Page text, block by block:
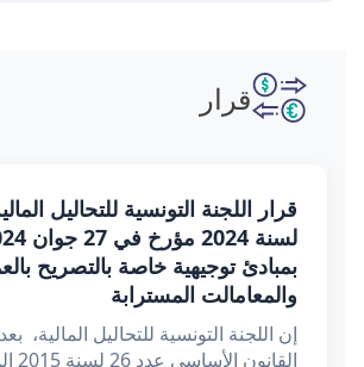
قرار
بمبادئ توجيهية خاصة بالتصريح
والمعامالت المسترابة
إن اللجنة التونسية للتحاليل المالية،